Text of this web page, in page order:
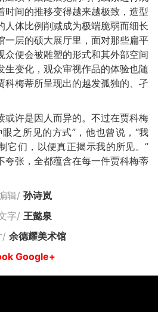
时间的推移变得越来越极致，造型
人体比例削减成为极端脆弱而细长
一层的硕大展厅里，面对那些扁平
众便会被雕塑的形式和其外部空间
生变化，观众审视作品的体验也随
科梅蒂所呈现出的越发孤独的、孑
或许是因人而异的。不过在贾科梅
之所见的方式”，他也曾说，“我
它们，以便真正揭示我的所见。”
夸张，全都蕴含在每一件贾科梅蒂
辑/ 孙诗岚
字/ 王懿泉
/ 余德耀美术馆
Google+